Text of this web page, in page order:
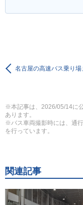
名古屋の高速バス乗り
※本記事は、2026/05/14に
あります。
※バス車両撮影時には、通
を行っています。
関連記事